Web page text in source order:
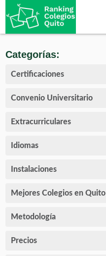
to
content
Categorías:
Certificaciones
Convenio Universitario
Extracurriculares
Idiomas
Instalaciones
Mejores Colegios en Quito
Metodología
Precios